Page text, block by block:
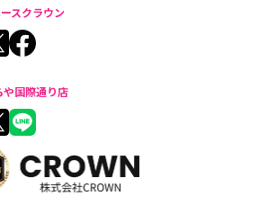
スクラウン
や国際通り店